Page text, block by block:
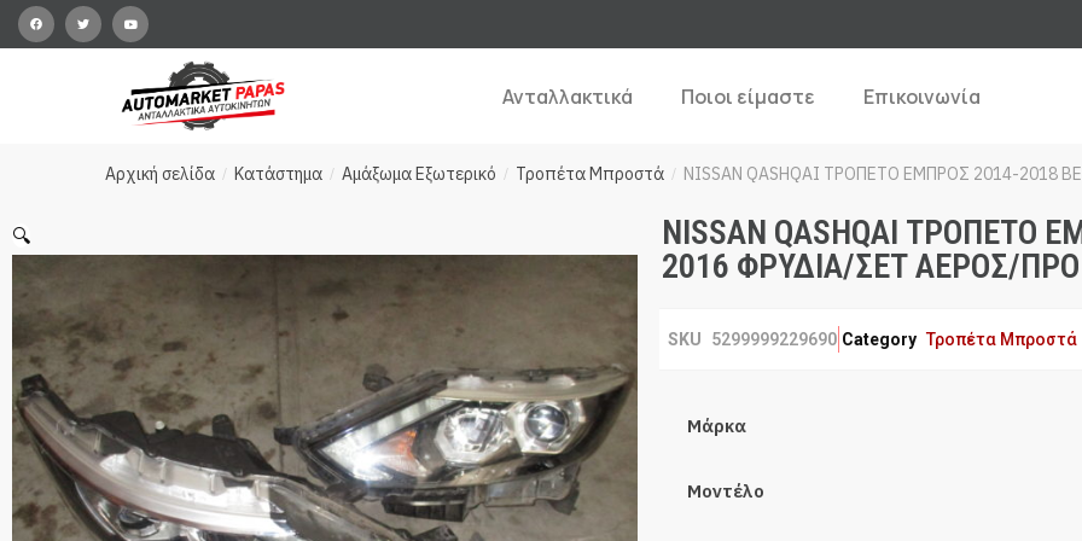
Ανταλλακτικά Ποιοι είμαστε Επικοινωνία
Αρχική σελίδα / Κατάστημα / Αμάξωμα Εξωτερικό / Τροπέτα Μπροστά / NISSAN QASHQAI ΤΡΟΠΕΤΟ ΕΜΠΡΟΣ 2014-2018
🔍
NISSAN QASHQAI ΤΡΟΠΕΤΟ
2016 ΦΡΥΔΙΑ/ΣΕΤ ΑΕΡΟΣ/
SKU 5299999229690 Category Τροπέτα Μπροστά
Μάρκα
Μοντέλο